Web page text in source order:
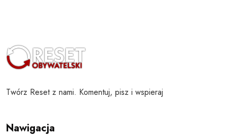
Twórz Reset z nami. Komentuj, pisz i wspieraj
Nawigacja